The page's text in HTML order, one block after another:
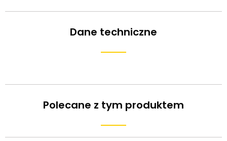
Dane techniczne
Polecane z tym produktem